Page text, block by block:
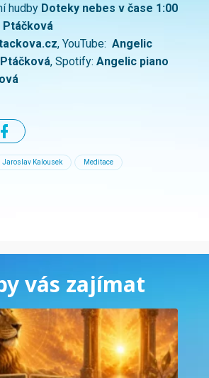
hudby Doteky nebes v čase 1:00
Ptáčková
, YouTube: ⁠Angelic
, Spotify: Angelic piano
Jaroslav Kalousek Meditace
vás zajímat